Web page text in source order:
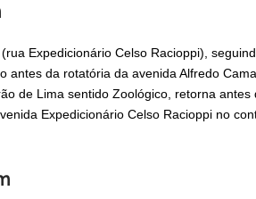
Expedicionário Celso Racioppi),
antes da rotatória da avenida Alfredo
de Lima sentido Zoológico, retorna antes
Expedicionário Celso Racioppi no